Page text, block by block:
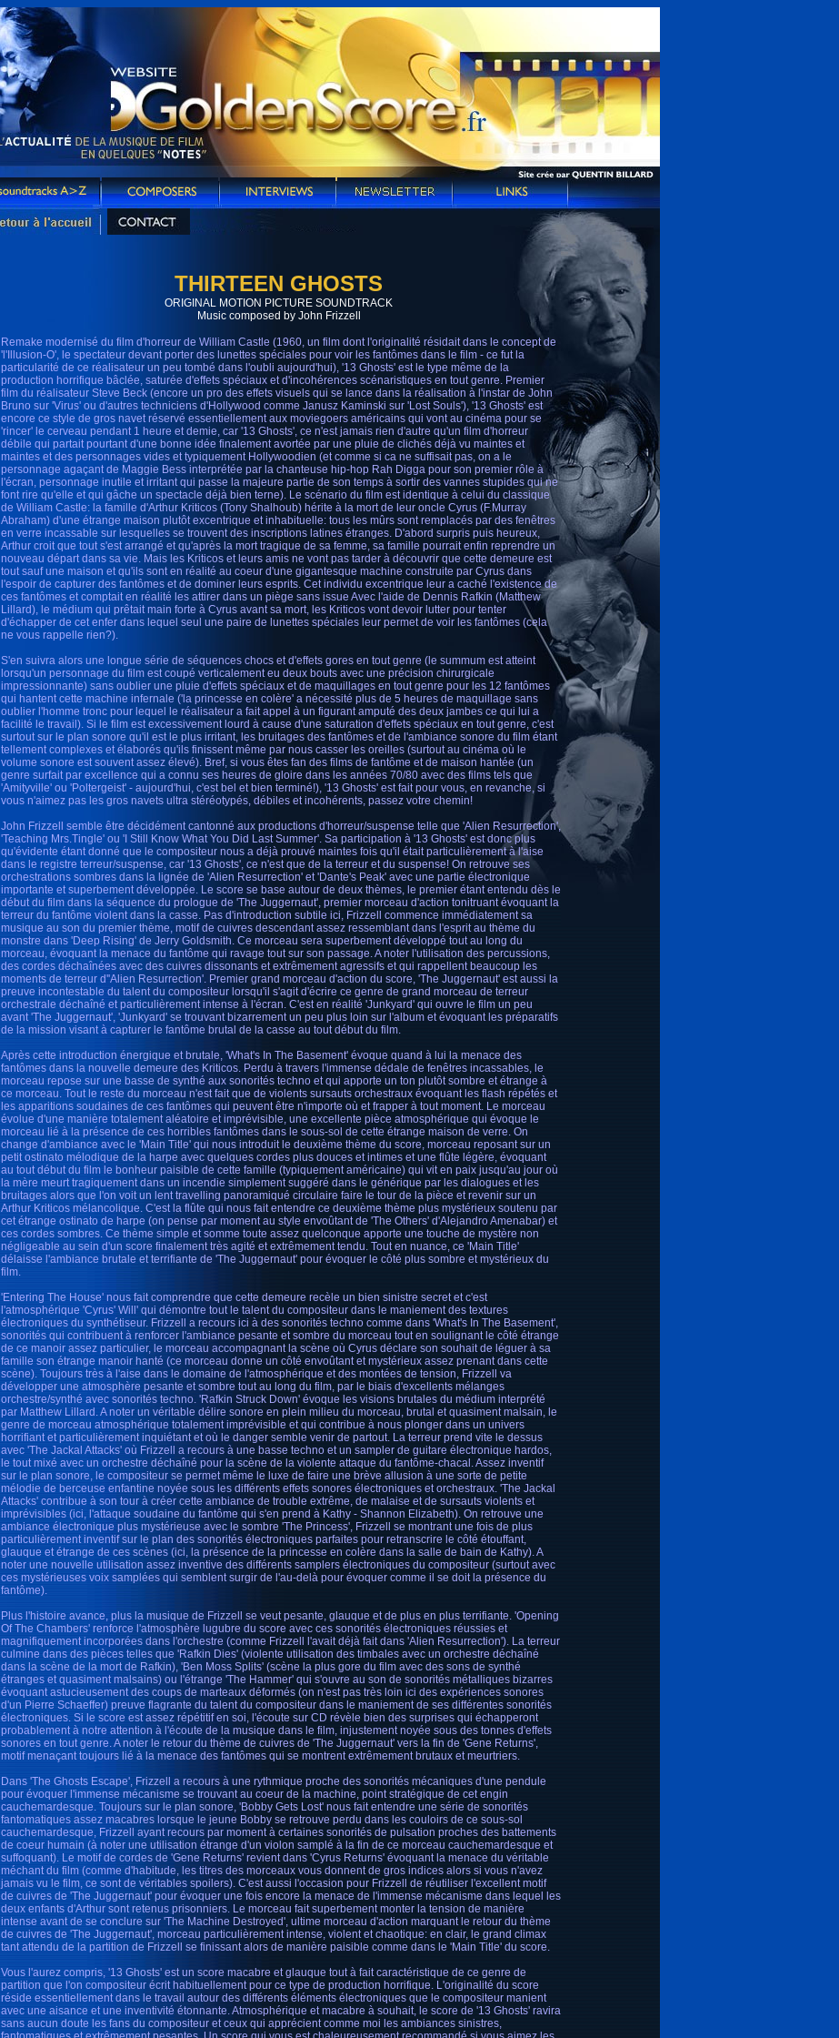
THIRTEEN GHOSTS
ORIGINAL MOTION PICTURE SOUNDTRACK
Music composed by John Frizzell
Remake modernisé du film d'horreur de William Castle (1960, un film dont l'originalité résidait dans le concept de
'l'Illusion-O', le spectateur devant porter des lunettes spéciales pour voir les fantômes dans le film - ce fut la
particularité de ce réalisateur un peu tombé dans l'oubli aujourd'hui), '13 Ghosts' est le type même de la
production horrifique bâclée, saturée d'effets spéciaux et d'incohérences scénaristiques en tout genre. Premier
film du réalisateur Steve Beck (encore un pro des effets visuels qui se lance dans la réalisation à l'instar de John
Bruno sur 'Virus' ou d'autres techniciens d'Hollywood comme Janusz Kaminski sur 'Lost Souls'), '13 Ghosts' est
encore ce style de gros navet réservé essentiellement aux moviegoers américains qui vont au cinéma pour se
'rincer' le cerveau pendant 1 heure et demie, car '13 Ghosts', ce n'est jamais rien d'autre qu'un film d'horreur
débile qui partait pourtant d'une bonne idée finalement avortée par une pluie de clichés déjà vu maintes et
maintes et des personnages vides et typiquement Hollywoodien (et comme si ca ne suffisait pas, on a le
personnage agaçant de Maggie Bess interprétée par la chanteuse hip-hop Rah Digga pour son premier rôle à
l'écran, personnage inutile et irritant qui passe la majeure partie de son temps à sortir des vannes stupides qui ne
font rire qu'elle et qui gâche un spectacle déjà bien terne). Le scénario du film est identique à celui du classique
de William Castle: la famille d'Arthur Kriticos (Tony Shalhoub) hérite à la mort de leur oncle Cyrus (F.Murray
Abraham) d'une étrange maison plutôt excentrique et inhabituelle: tous les mûrs sont remplacés par des fenêtres
en verre incassable sur lesquelles se trouvent des inscriptions latines étranges. D'abord surpris puis heureux,
Arthur croit que tout s'est arrangé et qu'après la mort tragique de sa femme, sa famille pourrait enfin reprendre un
nouveau départ dans sa vie. Mais les Kriticos et leurs amis ne vont pas tarder à découvrir que cette demeure est
tout sauf une maison et qu'ils sont en réalité au coeur d'une gigantesque machine construite par Cyrus dans
l'espoir de capturer des fantômes et de dominer leurs esprits. Cet individu excentrique leur a caché l'existence de
ces fantômes et comptait en réalité les attirer dans un piège sans issue Avec l'aide de Dennis Rafkin (Matthew
Lillard), le médium qui prêtait main forte à Cyrus avant sa mort, les Kriticos vont devoir lutter pour tenter
d'échapper de cet enfer dans lequel seul une paire de lunettes spéciales leur permet de voir les fantômes (cela
ne vous rappelle rien?).
S'en suivra alors une longue série de séquences chocs et d'effets gores en tout genre (le summum est atteint
lorsqu'un personnage du film est coupé verticalement eu deux bouts avec une précision chirurgicale
impressionnante) sans oublier une pluie d'effets spéciaux et de maquillages en tout genre pour les 12 fantômes
qui hantent cette machine infernale ('la princesse en colère' a nécessité plus de 5 heures de maquillage sans
oublier l'homme tronc pour lequel le réalisateur a fait appel à un figurant amputé des deux jambes ce qui lui a
facilité le travail). Si le film est excessivement lourd à cause d'une saturation d'effets spéciaux en tout genre, c'est
surtout sur le plan sonore qu'il est le plus irritant, les bruitages des fantômes et de l'ambiance sonore du film étant
tellement complexes et élaborés qu'ils finissent même par nous casser les oreilles (surtout au cinéma où le
volume sonore est souvent assez élevé). Bref, si vous êtes fan des films de fantôme et de maison hantée (un
genre surfait par excellence qui a connu ses heures de gloire dans les années 70/80 avec des films tels que
'Amityville' ou 'Poltergeist' - aujourd'hui, c'est bel et bien terminé!), '13 Ghosts' est fait pour vous, en revanche, si
vous n'aimez pas les gros navets ultra stéréotypés, débiles et incohérents, passez votre chemin!
John Frizzell semble être décidément cantonné aux productions d'horreur/suspense telle que 'Alien Resurrection',
'Teaching Mrs.Tingle' ou 'I Still Know What You Did Last Summer'. Sa participation à '13 Ghosts' est donc plus
qu'évidente étant donné que le compositeur nous a déjà prouvé maintes fois qu'il était particulièrement à l'aise
dans le registre terreur/suspense, car '13 Ghosts', ce n'est que de la terreur et du suspense! On retrouve ses
orchestrations sombres dans la lignée de 'Alien Resurrection' et 'Dante's Peak' avec une partie électronique
importante et superbement développée. Le score se base autour de deux thèmes, le premier étant entendu dès le
début du film dans la séquence du prologue de 'The Juggernaut', premier morceau d'action tonitruant évoquant la
terreur du fantôme violent dans la casse. Pas d'introduction subtile ici, Frizzell commence immédiatement sa
musique au son du premier thème, motif de cuivres descendant assez ressemblant dans l'esprit au thème du
monstre dans 'Deep Rising' de Jerry Goldsmith. Ce morceau sera superbement développé tout au long du
morceau, évoquant la menace du fantôme qui ravage tout sur son passage. A noter l'utilisation des percussions,
des cordes déchaînées avec des cuivres dissonants et extrêmement agressifs et qui rappellent beaucoup les
moments de terreur d''Alien Resurrection'. Premier grand morceau d'action du score, 'The Juggernaut' est aussi la
preuve incontestable du talent du compositeur lorsqu'il s'agit d'écrire ce genre de grand morceau de terreur
orchestrale déchaîné et particulièrement intense à l'écran. C'est en réalité 'Junkyard' qui ouvre le film un peu
avant 'The Juggernaut', 'Junkyard' se trouvant bizarrement un peu plus loin sur l'album et évoquant les préparatifs
de la mission visant à capturer le fantôme brutal de la casse au tout début du film.
Après cette introduction énergique et brutale, 'What's In The Basement' évoque quand à lui la menace des
fantômes dans la nouvelle demeure des Kriticos. Perdu à travers l'immense dédale de fenêtres incassables, le
morceau repose sur une basse de synthé aux sonorités techno et qui apporte un ton plutôt sombre et étrange à
ce morceau. Tout le reste du morceau n'est fait que de violents sursauts orchestraux évoquant les flash répétés et
les apparitions soudaines de ces fantômes qui peuvent être n'importe où et frapper à tout moment. Le morceau
évolue d'une manière totalement aléatoire et imprévisible, une excellente pièce atmosphérique qui évoque le
morceau lié à la présence de ces horribles fantômes dans le sous-sol de cette étrange maison de verre. On
change d'ambiance avec le 'Main Title' qui nous introduit le deuxième thème du score, morceau reposant sur un
petit ostinato mélodique de la harpe avec quelques cordes plus douces et intimes et une flûte légère, évoquant
au tout début du film le bonheur paisible de cette famille (typiquement américaine) qui vit en paix jusqu'au jour où
la mère meurt tragiquement dans un incendie simplement suggéré dans le générique par les dialogues et les
bruitages alors que l'on voit un lent travelling panoramiqué circulaire faire le tour de la pièce et revenir sur un
Arthur Kriticos mélancolique. C'est la flûte qui nous fait entendre ce deuxième thème plus mystérieux soutenu par
cet étrange ostinato de harpe (on pense par moment au style envoûtant de 'The Others' d'Alejandro Amenabar) et
ces cordes sombres. Ce thème simple et somme toute assez quelconque apporte une touche de mystère non
négligeable au sein d'un score finalement très agité et extrêmement tendu. Tout en nuance, ce 'Main Title'
délaisse l'ambiance brutale et terrifiante de 'The Juggernaut' pour évoquer le côté plus sombre et mystérieux du
film.
'Entering The House' nous fait comprendre que cette demeure recèle un bien sinistre secret et c'est
l'atmosphérique 'Cyrus' Will' qui démontre tout le talent du compositeur dans le maniement des textures
électroniques du synthétiseur. Frizzell a recours ici à des sonorités techno comme dans 'What's In The Basement',
sonorités qui contribuent à renforcer l'ambiance pesante et sombre du morceau tout en soulignant le côté étrange
de ce manoir assez particulier, le morceau accompagnant la scène où Cyrus déclare son souhait de léguer à sa
famille son étrange manoir hanté (ce morceau donne un côté envoûtant et mystérieux assez prenant dans cette
scène). Toujours très à l'aise dans le domaine de l'atmosphérique et des montées de tension, Frizzell va
développer une atmosphère pesante et sombre tout au long du film, par le biais d'excellents mélanges
orchestre/synthé avec sonorités techno. 'Rafkin Struck Down' évoque les visions brutales du médium interprété
par Matthew Lillard. A noter un véritable délire sonore en plein milieu du morceau, brutal et quasiment malsain, le
genre de morceau atmosphérique totalement imprévisible et qui contribue à nous plonger dans un univers
horrifiant et particulièrement inquiétant et où le danger semble venir de partout. La terreur prend vite le dessus
avec 'The Jackal Attacks' où Frizzell a recours à une basse techno et un sampler de guitare électronique hardos,
le tout mixé avec un orchestre déchaîné pour la scène de la violente attaque du fantôme-chacal. Assez inventif
sur le plan sonore, le compositeur se permet même le luxe de faire une brève allusion à une sorte de petite
mélodie de berceuse enfantine noyée sous les différents effets sonores électroniques et orchestraux. 'The Jackal
Attacks' contribue à son tour à créer cette ambiance de trouble extrême, de malaise et de sursauts violents et
imprévisibles (ici, l'attaque soudaine du fantôme qui s'en prend à Kathy - Shannon Elizabeth). On retrouve une
ambiance électronique plus mystérieuse avec le sombre 'The Princess', Frizzell se montrant une fois de plus
particulièrement inventif sur le plan des sonorités électroniques parfaites pour retranscrire le côté étouffant,
glauque et étrange de ces scènes (ici, la présence de la princesse en colère dans la salle de bain de Kathy). A
noter une nouvelle utilisation assez inventive des différents samplers électroniques du compositeur (surtout avec
ces mystérieuses voix samplées qui semblent surgir de l'au-delà pour évoquer comme il se doit la présence du
fantôme).
Plus l'histoire avance, plus la musique de Frizzell se veut pesante, glauque et de plus en plus terrifiante. 'Opening
Of The Chambers' renforce l'atmosphère lugubre du score avec ces sonorités électroniques réussies et
magnifiquement incorporées dans l'orchestre (comme Frizzell l'avait déjà fait dans 'Alien Resurrection'). La terreur
culmine dans des pièces telles que 'Rafkin Dies' (violente utilisation des timbales avec un orchestre déchaîné
dans la scène de la mort de Rafkin), 'Ben Moss Splits' (scène la plus gore du film avec des sons de synthé
étranges et quasiment malsains) ou l'étrange 'The Hammer' qui s'ouvre au son de sonorités métalliques bizarres
évoquant astucieusement des coups de marteaux déformés (on n'est pas très loin ici des expériences sonores
d'un Pierre Schaeffer) preuve flagrante du talent du compositeur dans le maniement de ses différentes sonorités
électroniques. Si le score est assez répétitif en soi, l'écoute sur CD révèle bien des surprises qui échapperont
probablement à notre attention à l'écoute de la musique dans le film, injustement noyée sous des tonnes d'effets
sonores en tout genre. A noter le retour du thème de cuivres de 'The Juggernaut' vers la fin de 'Gene Returns',
motif menaçant toujours lié à la menace des fantômes qui se montrent extrêmement brutaux et meurtriers.
Dans 'The Ghosts Escape', Frizzell a recours à une rythmique proche des sonorités mécaniques d'une pendule
pour évoquer l'immense mécanisme se trouvant au coeur de la machine, point stratégique de cet engin
cauchemardesque. Toujours sur le plan sonore, 'Bobby Gets Lost' nous fait entendre une série de sonorités
fantomatiques assez macabres lorsque le jeune Bobby se retrouve perdu dans les couloirs de ce sous-sol
cauchemardesque, Frizzell ayant recours par moment à certaines sonorités de pulsation proches des battements
de coeur humain (à noter une utilisation étrange d'un violon samplé à la fin de ce morceau cauchemardesque et
suffoquant). Le motif de cordes de 'Gene Returns' revient dans 'Cyrus Returns' évoquant la menace du véritable
méchant du film (comme d'habitude, les titres des morceaux vous donnent de gros indices alors si vous n'avez
jamais vu le film, ce sont de véritables spoilers). C'est aussi l'occasion pour Frizzell de réutiliser l'excellent motif
de cuivres de 'The Juggernaut' pour évoquer une fois encore la menace de l'immense mécanisme dans lequel les
deux enfants d'Arthur sont retenus prisonniers. Le morceau fait superbement monter la tension de manière
intense avant de se conclure sur 'The Machine Destroyed', ultime morceau d'action marquant le retour du thème
de cuivres de 'The Juggernaut', morceau particulièrement intense, violent et chaotique: en clair, le grand climax
tant attendu de la partition de Frizzell se finissant alors de manière paisible comme dans le 'Main Title' du score.
Vous l'aurez compris, '13 Ghosts' est un score macabre et glauque tout à fait caractéristique de ce genre de
partition que l'on compositeur écrit habituellement pour ce type de production horrifique. L'originalité du score
réside essentiellement dans le travail autour des différents éléments électroniques que le compositeur manient
avec une aisance et une inventivité étonnante. Atmosphérique et macabre à souhait, le score de '13 Ghosts' ravira
sans aucun doute les fans du compositeur et ceux qui apprécient comme moi les ambiances sinistres,